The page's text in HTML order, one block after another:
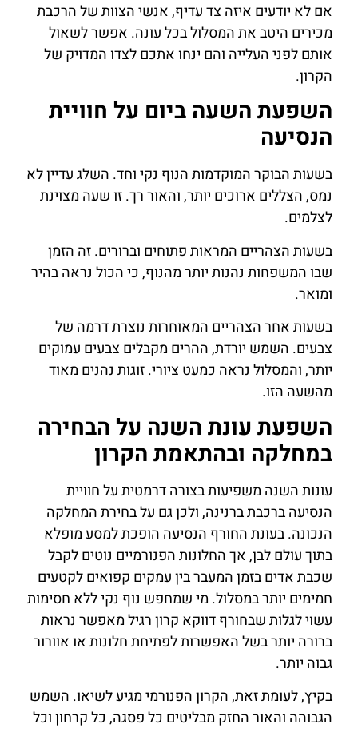
אם לא יודעים איזה צד עדיף, אנשי הצוות של הרכבת
מכירים היטב את המסלול בכל עונה. אפשר לשאול
אותם לפני העלייה והם ינחו אתכם לצדו המדויק של
הקרון.
השפעת השעה ביום על חוויית
הנסיעה
בשעות הבוקר המוקדמות הנוף נקי וחד. השלג עדיין לא
נמס, הצללים ארוכים יותר, והאור רך. זו שעה מצוינת
לצלמים.
בשעות הצהריים המראות פתוחים וברורים. זה הזמן
שבו המשפחות נהנות יותר מהנוף, כי הכול נראה בהיר
ומואר.
בשעות אחר הצהריים המאוחרות נוצרת דרמה של
צבעים. השמש יורדת, ההרים מקבלים צבעים עמוקים
יותר, והמסלול נראה כמעט ציורי. זוגות נהנים מאוד
מהשעה הזו.
השפעת עונת השנה על הבחירה
במחלקה ובהתאמת הקרון
עונות השנה משפיעות בצורה דרמטית על חוויית
הנסיעה ברכבת ברנינה, ולכן גם על בחירת המחלקה
הנכונה. בעונת החורף הנסיעה הופכת למסע מופלא
בתוך עולם לבן, אך החלונות הפנורמיים נוטים לקבל
שכבת אדים בזמן המעבר בין עמקים קפואים לקטעים
חמימים יותר במסלול. מי שמחפש נוף נקי ללא חסימות
עשוי לגלות שבחורף דווקא קרון רגיל מאפשר נראות
ברורה יותר בשל האפשרות לפתיחת חלונות או אוורור
גבוה יותר.
בקיץ, לעומת זאת, הקרון הפנורמי מגיע לשיאו. השמש
הגבוהה והאור החזק מבליטים כל פסגה, כל קרחון וכל